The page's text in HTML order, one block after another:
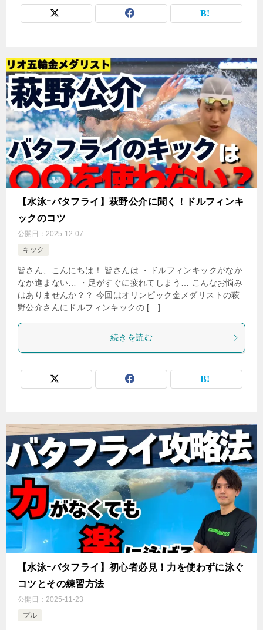
【水泳ｰバタフライ】萩野公介に聞く！ドルフィンキ
ックのコツ
公開日： 2025-12-07
キック
皆さん、こんにちは！ 皆さんは ・ドルフィンキックがなか
なか進まない… ・足がすぐに疲れてしまう… こんなお悩み
はありませんか？？ 今回はオリンピック金メダリストの萩
野公介さんにドルフィンキックの […]
続きを読む
【水泳ｰバタフライ】初心者必見！力を使わずに泳ぐ
コツとその練習方法
公開日： 2025-11-23
プル